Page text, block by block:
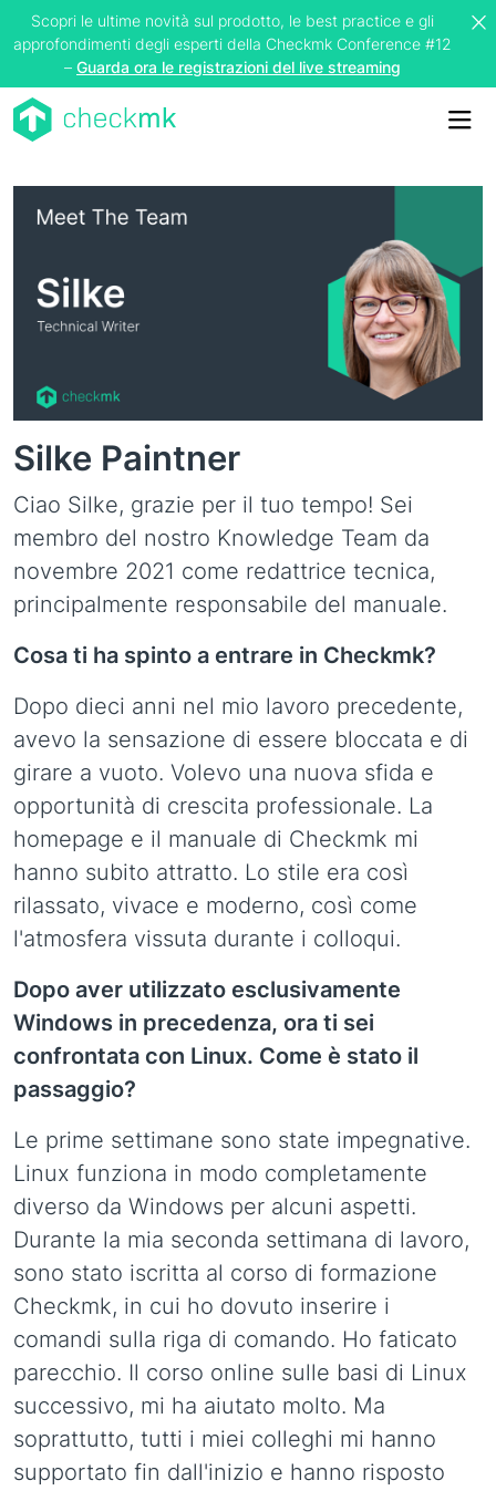
Scopri le ultime novità sul prodotto, le best practice e gli
approfondimenti degli esperti della Checkmk Conference #12
– Guarda ora le registrazioni del live streaming
Silke Paintner
Ciao Silke, grazie per il tuo tempo! Sei
membro del nostro Knowledge Team da
novembre 2021 come redattrice tecnica,
principalmente responsabile del manuale.
Cosa ti ha spinto a entrare in Checkmk?
Dopo dieci anni nel mio lavoro precedente,
avevo la sensazione di essere bloccata e di
girare a vuoto. Volevo una nuova sfida e
opportunità di crescita professionale. La
homepage e il manuale di Checkmk mi
hanno subito attratto. Lo stile era così
rilassato, vivace e moderno, così come
l'atmosfera vissuta durante i colloqui.
Dopo aver utilizzato esclusivamente
Windows in precedenza, ora ti sei
confrontata con Linux. Come è stato il
passaggio?
Le prime settimane sono state impegnative.
Linux funziona in modo completamente
diverso da Windows per alcuni aspetti.
Durante la mia seconda settimana di lavoro,
sono stato iscritta al corso di formazione
Checkmk, in cui ho dovuto inserire i
comandi sulla riga di comando. Ho faticato
parecchio. Il corso online sulle basi di Linux
successivo, mi ha aiutato molto. Ma
soprattutto, tutti i miei colleghi mi hanno
supportato fin dall'inizio e hanno risposto